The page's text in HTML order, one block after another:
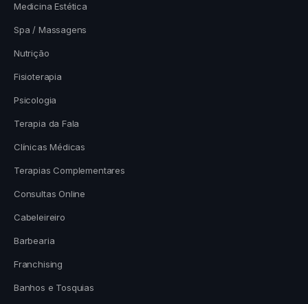
Medicina Estética
Spa / Massagens
Nutrição
Fisioterapia
Psicologia
Terapia da Fala
Clínicas Médicas
Terapias Complementares
Consultas Online
Cabeleireiro
Barbearia
Franchising
Banhos e Tosquias